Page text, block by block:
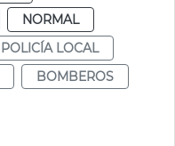
NORMAL
POLICÍA LOCAL
BOMBEROS